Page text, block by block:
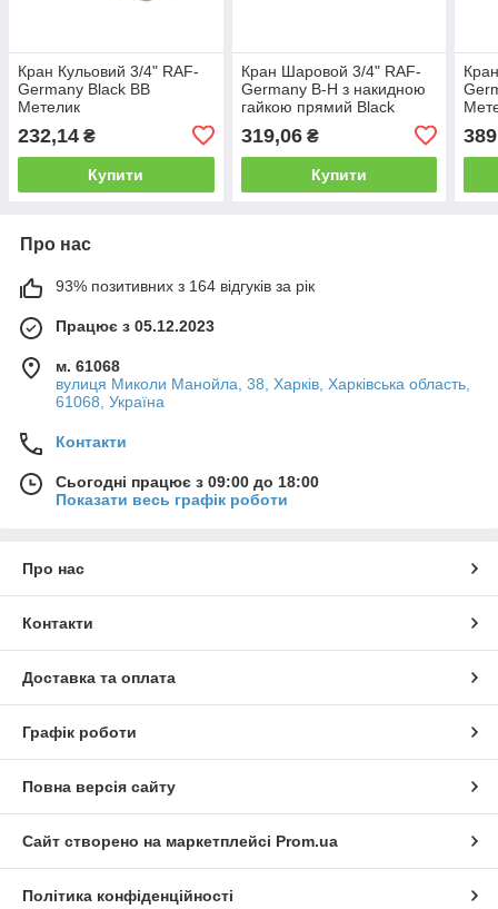
Кран Кульовий 3/4" RAF-
Germany Black ВВ
Метелик
232,14 ₴
Купити
Кран Шаровой 3/4" RAF-
Germany В-Н з накидною
гайкою прямий Black
319,06₴
Купити
Про нас
93% позитивних з 164 відгуків за рік
Працює з 05.12.2023
м. 61068
вулиця Миколи Манойла, 38, Харків, Харківська область,
61068, Україна
Контакти
Сьогодні працює з 09:00 до 18:00
Показати весь графік роботи
Про нас
Контакти
Доставка та оплата
Графік роботи
Повна версія сайту
Сайт створено на маркетплейсі Prom.ua
Політика конфіденційності